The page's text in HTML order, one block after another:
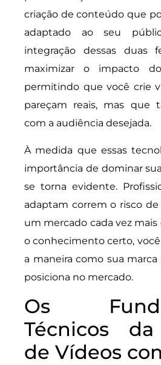
criação de conteúdo que
adaptado ao seu
integração dessas duas
maximizar o impacto
permitindo que você crie
pareçam reais, mas que
com a audiência desejada.
À medida que essas
importância de dominar
se torna evidente.
adaptam correm o risco de
um mercado cada vez
o conhecimento certo,
a maneira como sua
posiciona no mercado.
Os
Técnicos
de Vídeos